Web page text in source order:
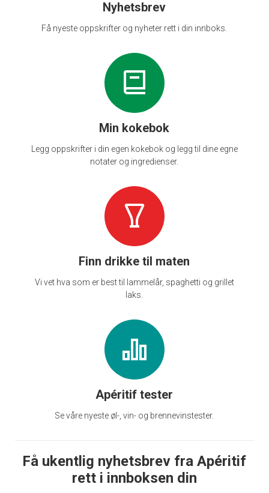
Nyhetsbrev
Få nyeste oppskrifter og nyheter rett i din innboks.
Min kokebok
Legg oppskrifter i din egen kokebok og legg til dine egne
notater og ingredienser.
Finn drikke til maten
Vi vet hva som er best til lammelår, spaghetti og grillet
laks.
Apéritif tester
Se våre nyeste øl-, vin- og brennevinstester.
Få ukentlig nyhetsbrev fra Apéritif
rett i innboksen din